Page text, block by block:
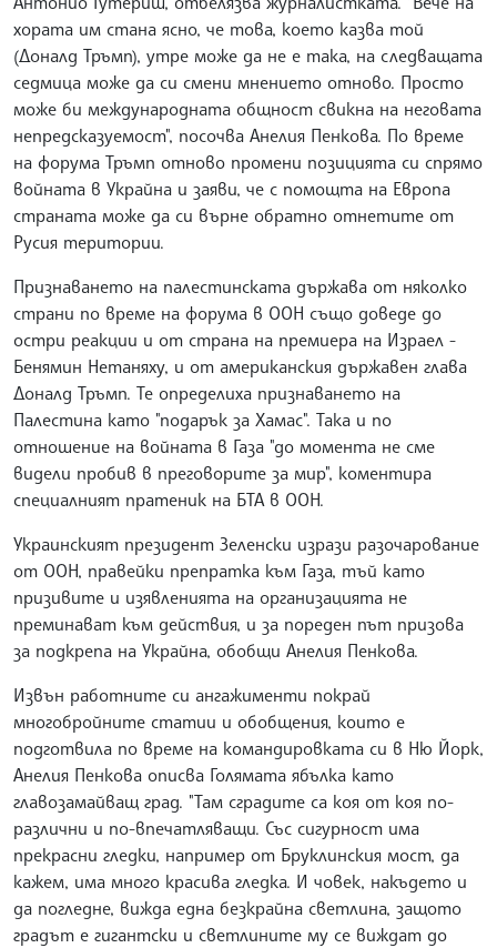
хората им стана ясно, че това, което казва той
(Доналд Тръмп), утре може да не е така, на следващата
седмица може да си смени мнението отново. Просто
може би международната общност свикна на неговата
непредсказуемост", посочва Анелия Пенкова. По време
на форума Тръмп отново промени позицията си спрямо
войната в Украйна и заяви, че с помощта на Европа
страната може да си върне обратно отнетите от
Русия територии.
Признаването на палестинската държава от няколко
страни по време на форума в ООН също доведе до
остри реакции и от страна на премиера на Израел -
Бенямин Нетаняху, и от американския държавен глава
Доналд Тръмп. Те определиха признаването на
Палестина като "подарък за Хамас". Така и по
отношение на войната в Газа "до момента не сме
видели пробив в преговорите за мир", коментира
специалният пратеник на БТА в ООН.
Украинският президент Зеленски изрази разочарование
от ООН, правейки препратка към Газа, тъй като
призивите и изявленията на организацията не
преминават към действия, и за пореден път призова
за подкрепа на Украйна, обобщи Анелия Пенкова.
Извън работните си ангажименти покрай
многобройните статии и обобщения, които е
подготвила по време на командировката си в Ню Йорк,
Анелия Пенкова описва Голямата ябълка като
главозамайващ град. "Там сградите са коя от коя по-
различни и по-впечатляващи. Със сигурност има
прекрасни гледки, например от Бруклинския мост, да
кажем, има много красива гледка. И човек, накъдето и
да погледне, вижда една безкрайна светлина, защото
градът е гигантски и светлините му се виждат до